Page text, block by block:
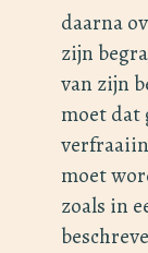
daarna
zijn
van zijn
moet dat
moet
zoals in